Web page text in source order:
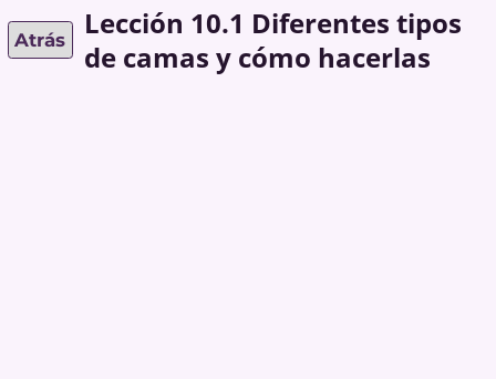
Atrás
Lección 10.1 Diferentes tipos
de camas y cómo hacerlas